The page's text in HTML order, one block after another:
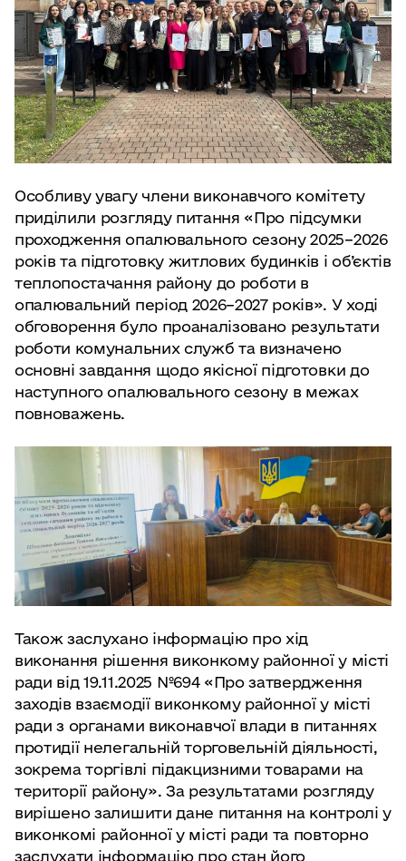
Особливу увагу члени виконавчого комітету
приділили розгляду питання «Про підсумки
проходження опалювального сезону 2025–2026
років та підготовку житлових будинків і об’єктів
теплопостачання району до роботи в
опалювальний період 2026–2027 років». У ході
обговорення було проаналізовано результати
роботи комунальних служб та визначено
основні завдання щодо якісної підготовки до
наступного опалювального сезону в межах
повноважень.
Також заслухано інформацію про хід
виконання рішення виконкому районної у місті
ради від 19.11.2025 №694 «Про затвердження
заходів взаємодії виконкому районної у місті
ради з органами виконавчої влади в питаннях
протидії нелегальній торговельній діяльності,
зокрема торгівлі підакцизними товарами на
території району». За результатами розгляду
вирішено залишити дане питання на контролі у
виконкомі районної у місті ради та повторно
заслухати інформацію про стан його